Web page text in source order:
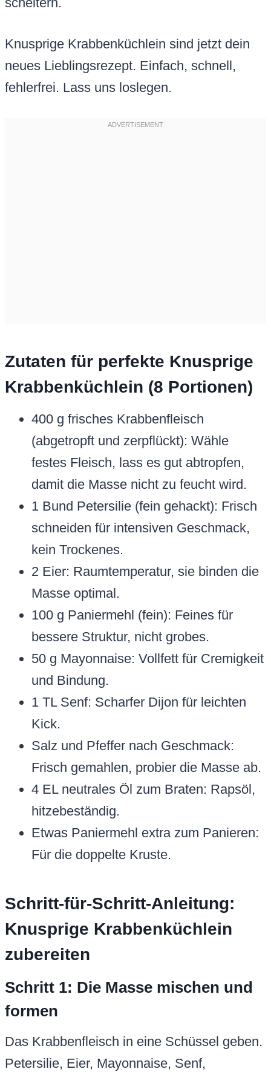
Knusprige Krabbenküchlein sind jetzt dein
neues Lieblingsrezept. Einfach, schnell,
fehlerfrei. Lass uns loslegen.
Zutaten für perfekte Knusprige
Krabbenküchlein (8 Portionen)
400 g frisches Krabbenfleisch
(abgetropft und zerpflückt): Wähle
festes Fleisch, lass es gut abtropfen,
damit die Masse nicht zu feucht wird.
1 Bund Petersilie (fein gehackt): Frisch
schneiden für intensiven Geschmack,
kein Trockenes.
2 Eier: Raumtemperatur, sie binden die
Masse optimal.
100 g Paniermehl (fein): Feines für
bessere Struktur, nicht grobes.
50 g Mayonnaise: Vollfett für Cremigkeit
und Bindung.
1 TL Senf: Scharfer Dijon für leichten
Kick.
Salz und Pfeffer nach Geschmack:
Frisch gemahlen, probier die Masse ab.
4 EL neutrales Öl zum Braten: Rapsöl,
hitzebeständig.
Etwas Paniermehl extra zum Panieren:
Für die doppelte Kruste.
Schritt-für-Schritt-Anleitung:
Knusprige Krabbenküchlein
zubereiten
Schritt 1: Die Masse mischen und
formen
Das Krabbenfleisch in eine Schüssel geben.
Petersilie, Eier, Mayonnaise, Senf,